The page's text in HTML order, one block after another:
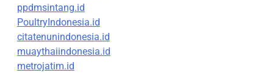
ppdmsintang.id
PoultryIndonesia.id
citatenunindonesia.id
muaythaiindonesia.id
metrojatim.id